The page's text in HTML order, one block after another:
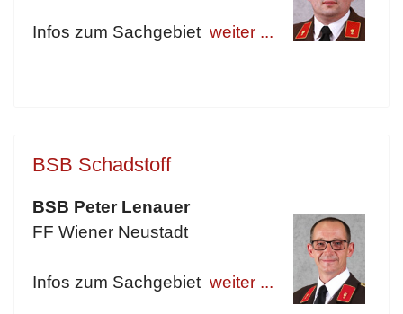
Infos zum Sachgebiet weiter ...
BSB Schadstoff
BSB Peter Lenauer
FF Wiener Neustadt
Infos zum Sachgebiet weiter ...